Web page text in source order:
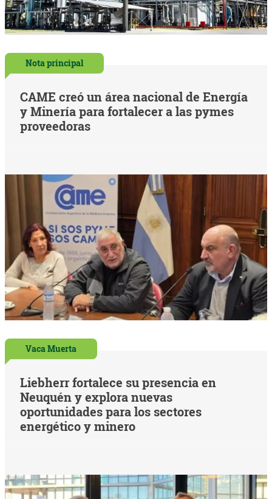
Nota principal
CAME creó un área nacional de Energía
y Minería para fortalecer a las pymes
proveedoras
Vaca Muerta
Liebherr fortalece su presencia en
Neuquén y explora nuevas
oportunidades para los sectores
energético y minero